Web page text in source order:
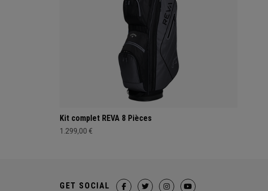
Kit complet REVA 8 Pièces
1.299,00 €
GET SOCIAL